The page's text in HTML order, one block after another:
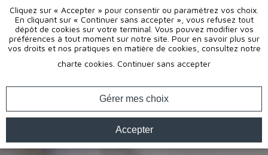
Cliquez sur « Accepter » pour consentir ou paramétrez vos choix.
En cliquant sur « Continuer sans accepter », vous refusez tout
dépôt de cookies sur votre terminal. Vous pouvez modifier vos
préférences à tout moment sur notre site. Pour en savoir plus sur
vos droits et nos pratiques en matière de cookies, consultez notre
charte cookies Continuer sans accepter
Gérer mes choix
Accepter